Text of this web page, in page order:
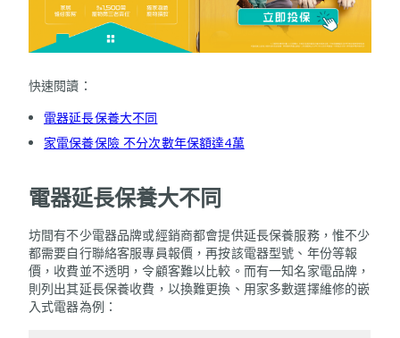
快速閱讀：
電器延長保養大不同
家電保養保險 不分次數年保額達4萬
電器延長保養大不同
坊間有不少電器品牌或經銷商都會提供延長保養服務，惟不少
都需要自行聯絡客服專員報價，再按該電器型號、年份等報
價，收費並不透明，令顧客難以比較。而有一知名家電品牌，
則列出其延長保養收費，以換難更換、用家多數選擇維修的嵌
入式電器為例：